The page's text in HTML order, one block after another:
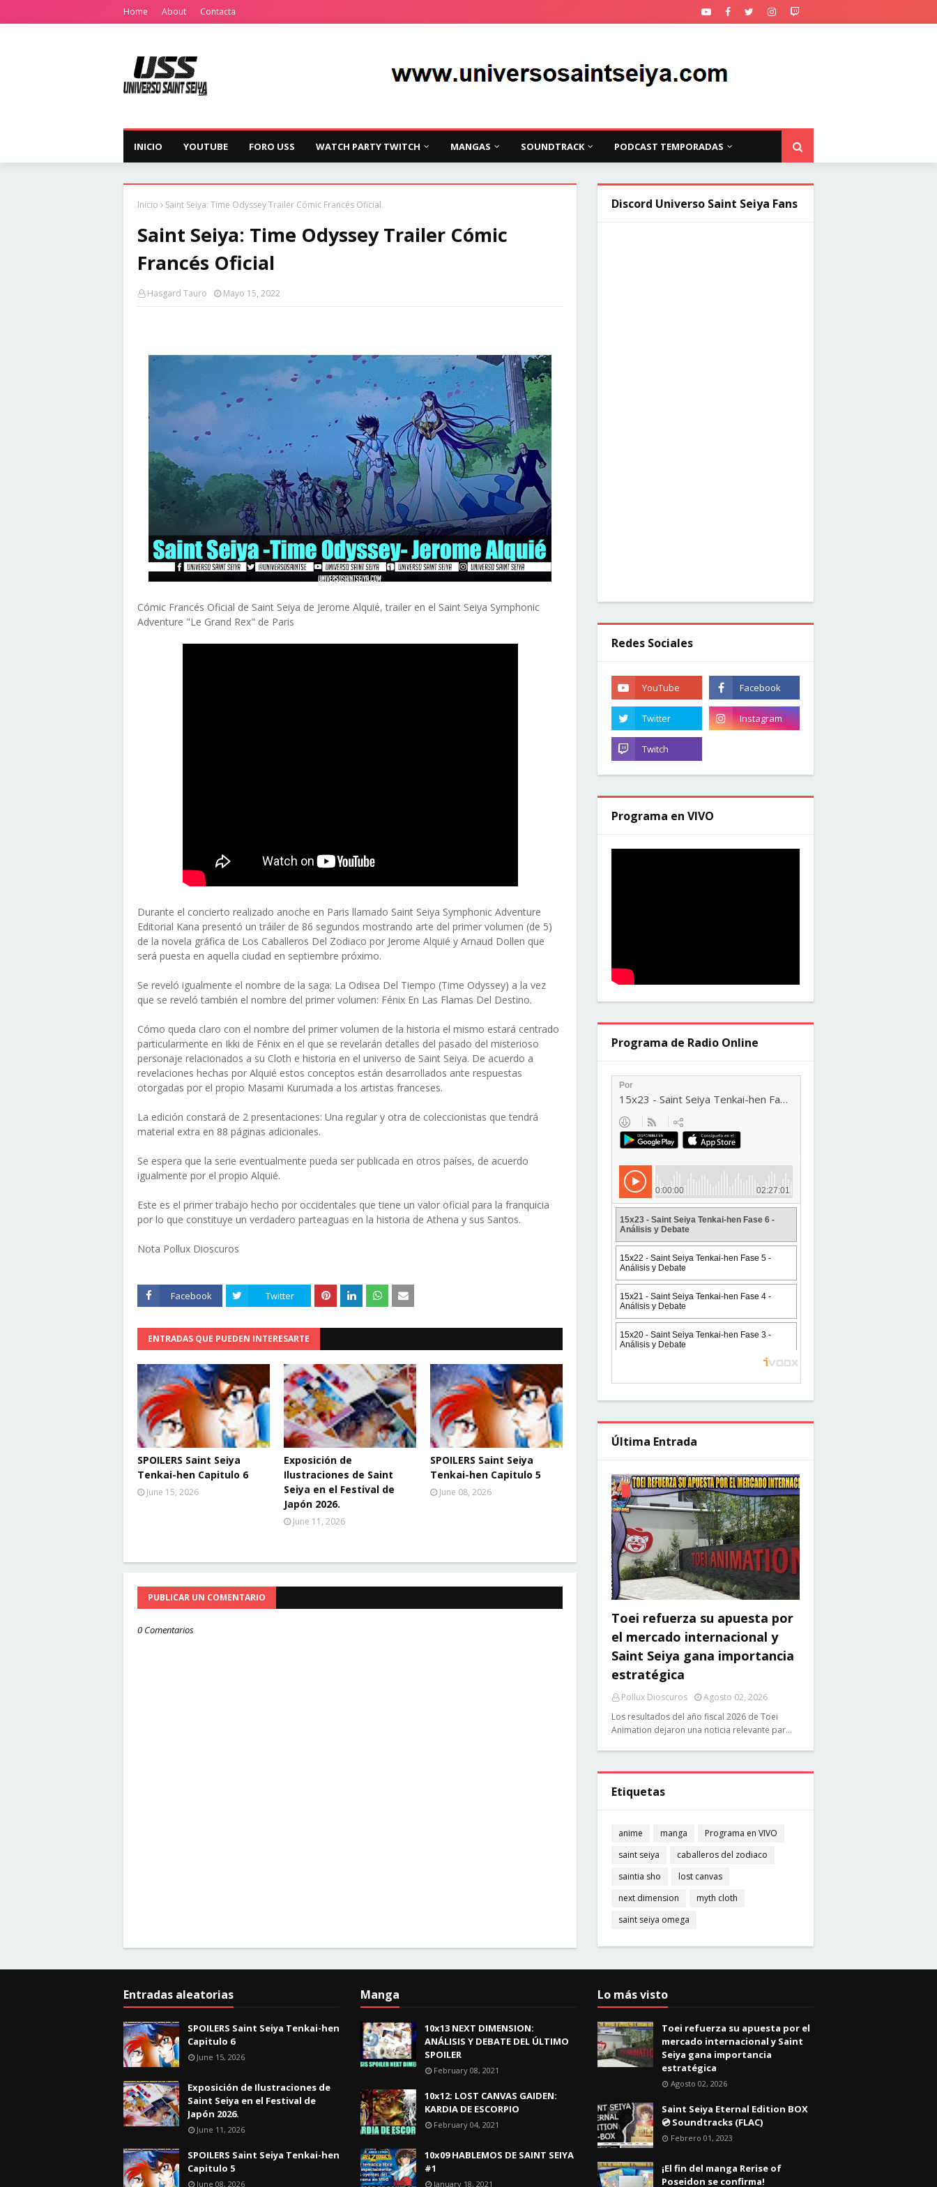
Home About Contacta
INICIO YOUTUBE FORO USS WATCH PARTY TWITCH MANGAS SOUNDTRACK PODCAST TEMPORADAS
Inicio Saint Seiya: Time Odyssey Trailer Cómic Francés Oficial
Saint Seiya: Time Odyssey Trailer Cómic
Francés Oficial
Hasgard Tauro Mayo 15, 2022
Cómic Francés Oficial de Saint Seiya de Jerome Alquié, trailer en el Saint Seiya Symphonic
Adventure "Le Grand Rex" de Paris
Durante el concierto realizado anoche en Paris llamado Saint Seiya Symphonic Adventure
Editorial Kana presentó un tráiler de 86 segundos mostrando arte del primer volumen (de 5)
de la novela gráfica de Los Caballeros Del Zodiaco por Jerome Alquié y Arnaud Dollen que
será puesta en aquella ciudad en septiembre próximo.
Se reveló igualmente el nombre de la saga: La Odisea Del Tiempo (Time Odyssey) a la vez
que se reveló también el nombre del primer volumen: Fénix En Las Flamas Del Destino.
Cómo queda claro con el nombre del primer volumen de la historia el mismo estará centrado
particularmente en Ikki de Fénix en el que se revelarán detalles del pasado del misterioso
personaje relacionados a su Cloth e historia en el universo de Saint Seiya. De acuerdo a
revelaciones hechas por Alquié estos conceptos están desarrollados ante respuestas
otorgadas por el propio Masami Kurumada a los artistas franceses.
La edición constará de 2 presentaciones: Una regular y otra de coleccionistas que tendrá
material extra en 88 páginas adicionales.
Se espera que la serie eventualmente pueda ser publicada en otros países, de acuerdo
igualmente por el propio Alquié.
Este es el primer trabajo hecho por occidentales que tiene un valor oficial para la franquicia
por lo que constituye un verdadero parteaguas en la historia de Athena y sus Santos.
Nota Pollux Dioscuros
Facebook Twitter
ENTRADAS QUE PUEDEN INTERESARTE
SPOILERS Saint Seiya
Tenkai-hen Capitulo 6
June 15, 2026
Exposición de
Ilustraciones de Saint
Seiya en el Festival de
Japón 2026.
June 11, 2026
SPOILERS Saint Seiya
Tenkai-hen Capitulo 5
June 08, 2026
PUBLICAR UN COMENTARIO
0 Comentarios
Discord Universo Saint Seiya Fans
Redes Sociales
Programa en VIVO
Programa de Radio Online
Última Entrada
Toei refuerza su apuesta por
el mercado internacional y
Saint Seiya gana importancia
estratégica
Pollux Dioscuros
Agosto 02, 2026
Los resultados del año fiscal 2026 de Toei
Animation dejaron una noticia relevante par…
Etiquetas
anime manga
Programa en VIVO
saint seiya
caballeros del zodiaco
saintia sho
lost canvas
next dimension
myth cloth
saint seiya omega
Entradas aleatorias
SPOILERS Saint Seiya Tenkai-hen
Capitulo 6
June 15, 2026
Exposición de Ilustraciones de
Saint Seiya en el Festival de
Japón 2026.
June 11, 2026
SPOILERS Saint Seiya Tenkai-hen
Capitulo 5
June 08, 2026
Manga
10x13 NEXT DIMENSION:
ANÁLISIS Y DEBATE DEL ÚLTIMO
SPOILER
February 08, 2021
10x12: LOST CANVAS GAIDEN:
KARDIA DE ESCORPIO
February 04, 2021
10x09 HABLEMOS DE SAINT SEIYA
#1
January 18, 2021
Lo más visto
Toei refuerza su apuesta por el
mercado internacional y Saint
Seiya gana importancia
estratégica
Agosto 02, 2026
Saint Seiya Eternal Edition BOX
💿 Soundtracks (FLAC)
Febrero 01, 2023
¡El fin del manga Rerise of
Poseidon se confirma!